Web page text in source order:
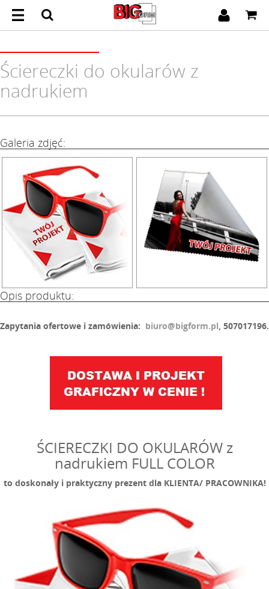
Ściereczki do okularów z
nadrukiem
Galeria zdjęć:
Opis produktu:
Zapytania ofertowe i zamówienia: biuro@bigform.pl, 507017196.
ŚCIERECZKI DO OKULARÓW z
nadrukiem FULL COLOR
to doskonały i praktyczny prezent dla KLIENTA/ PRACOWNIKA!